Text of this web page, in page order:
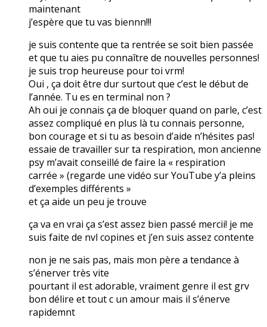
maintenant
j’espère que tu vas biennn!!!
je suis contente que ta rentrée se soit bien passée
et que tu aies pu connaître de nouvelles personnes!
je suis trop heureuse pour toi vrm!
Oui , ça doit être dur surtout que c’est le début de
l’année. Tu es en terminal non ?
Ah oui je connais ça de bloquer quand on parle, c’est
assez compliqué en plus là tu connais personne,
bon courage et si tu as besoin d’aide n’hésites pas!
essaie de travailler sur ta respiration, mon ancienne
psy m’avait conseillé de faire la « respiration
carrée » (regarde une vidéo sur YouTube y’a pleins
d’exemples différents »
et ça aide un peu je trouve
ça va en vrai ça s’est assez bien passé mercii! je me
suis faite de nvl copines et j’en suis assez contente
non je ne sais pas, mais mon père a tendance à
s’énerver très vite
pourtant il est adorable, vraiment genre il est grv
bon délire et tout c un amour mais il s’énerve
rapidemnt